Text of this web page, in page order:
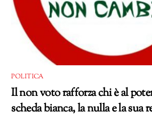
POLITICA
Il non voto rafforza chi è al
scheda bianca, la nulla e la sua